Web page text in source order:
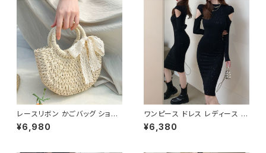
おしゃれ 通勤通学 黒 茶色 ダー
クブラウン K-B0204
中学生 男の子 女の子 A4 B4
シンプル バッグパック バック ロ
ゴ ブラック アイボリー ピンク ラ
イトグリーン グレー バッグパッ
ク 学校 カレッジコーデ カジュ
アル デイリー お出かけ K-B00
レースリボン かごバッグ ショル
ダーバッグ レディース 韓国風
春夏 ナチュラルスタイル リゾー
¥6,980
ワンピース ドレス レディース 春
夏 秋冬 春 夏 秋 冬 黒 タイトワ
ンピース タイトドレス 長袖 ワン
¥6,380